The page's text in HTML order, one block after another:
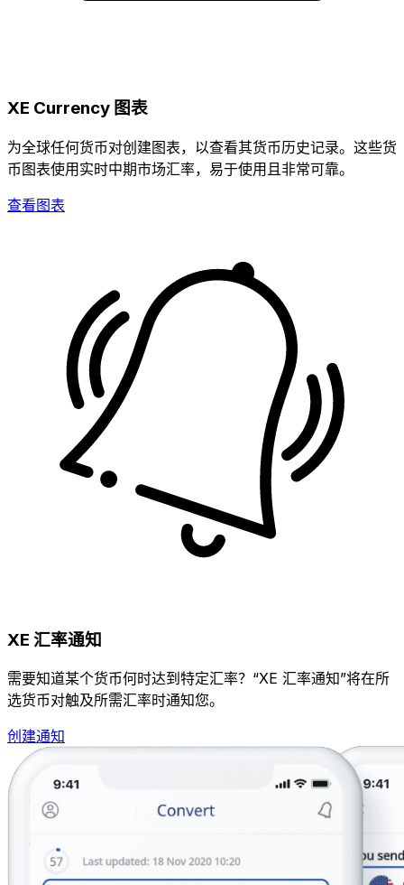
XE Currency 图表
为全球任何货币对创建图表，以查看其货币历史记录。这些货
币图表使用实时中期市场汇率，易于使用且非常可靠。
查看图表
XE 汇率通知
需要知道某个货币何时达到特定汇率？“XE 汇率通知”将在所
选货币对触及所需汇率时通知您。
创建通知